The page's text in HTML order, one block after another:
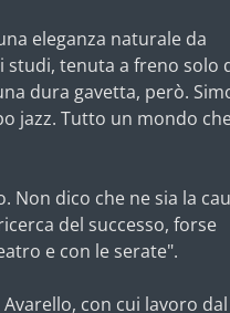
eleganza naturale da
tenuta a freno solo
dura gavetta, però.
jazz. Tutto un mondo
Non dico che ne sia la
del successo, forse
e con le serate".
con cui lavoro dal